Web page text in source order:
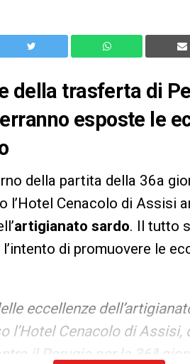
della trasferta di
esposte le
della partita della 36a
l’Hotel Cenacolo di Assisi
artigianato sardo. Il tutto
di promuovere le
eccellenze
l’Hotel Cenacolo di Assisi,
il Perugia per la 36ª